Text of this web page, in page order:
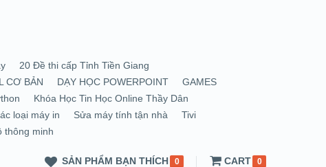
20 Đề thi cấp Tỉnh Tiền Giang
CƠ BẢN DẠY HỌC POWERPOINT
GAMES
Khóa Học Tin Học Online Thầy Dân
loại máy in Sửa máy tính tận nhà
Tivi
thông minh
SẢN PHẨM BẠN THÍCH 0 CART 0